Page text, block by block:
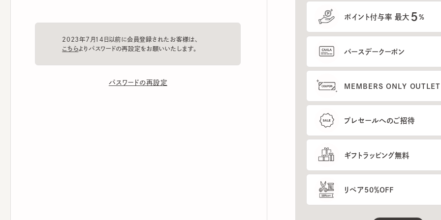
2023年7月14日以前に会員登録されたお客様は、
パスワードの再設定
ポイント付与率 最大 %
バースデークーポン
MEMBERS ONLY OUTLETのご
プレセールへのご招待
ギフトラッピング無料
リペア50％OFF